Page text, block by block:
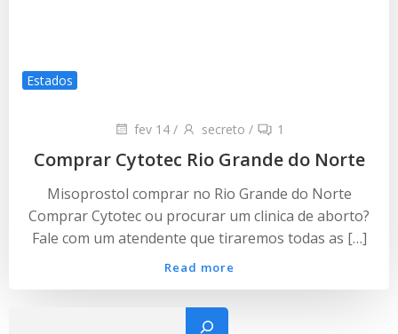
Estados
fev 14 / secreto / 1
Comprar Cytotec Rio Grande do Norte
Misoprostol comprar no Rio Grande do Norte
Comprar Cytotec ou procurar um clinica de aborto?
Fale com um atendente que tiraremos todas as […]
Read more
Pesquisar